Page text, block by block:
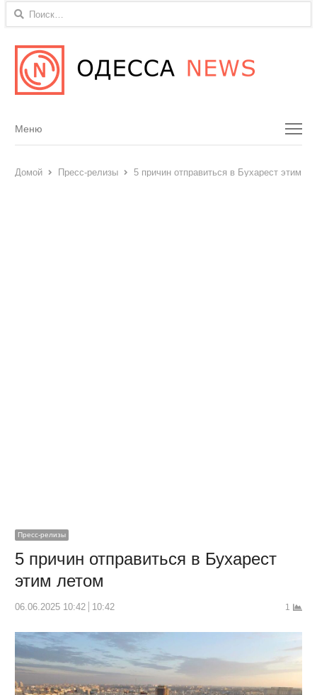
Найти:
Menu
Меню
Домой Пресс-релизы 5 причин отправиться в Бухарест этим
Пресс-релизы
5 причин отправиться в Бухарест
этим летом
06.06.2025 10:42 10:42 1